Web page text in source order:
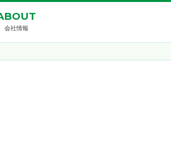
会社情報